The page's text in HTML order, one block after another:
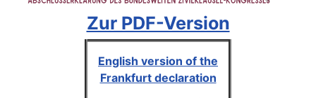
Zur PDF-Version
English version of the
Frankfurt declaration